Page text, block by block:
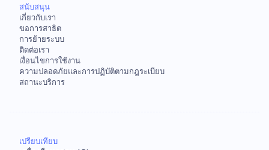
สนับสนุน
เกี่ยวกับเรา
ขอการสาธิต
การย้ายระบบ
ติดต่อเรา
เงื่อนไขการใช้งาน
ความปลอดภัยและการปฏิบัติตามกฎระเบียบ
สถานะบริการ
เปรียบเทียบ